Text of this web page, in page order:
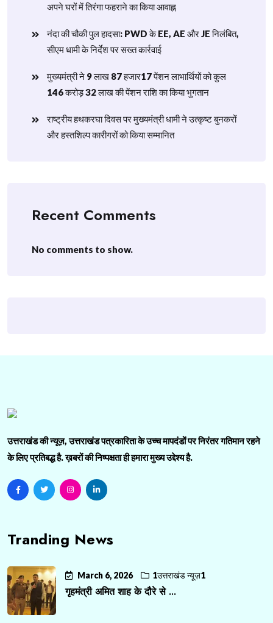
अपने घरों में तिरंगा फहराने का किया आवाह्न
नंदा की चौकी पुल हादसा: PWD के EE, AE और JE निलंबित,
सीएम धामी के निर्देश पर सख्त कार्रवाई
मुख्यमंत्री ने 9 लाख 87 हजार17 पेंशन लाभार्थियों को कुल
146 करोड़ 32 लाख की पेंशन राशि का किया भुगतान
राष्ट्रीय हथकरघा दिवस पर मुख्यमंत्री धामी ने उत्कृष्ट बुनकरों
और हस्तशिल्प कारीगरों को किया सम्मानित
Recent Comments
No comments to show.
उत्तराखंड की न्यूज़, उत्तराखंड पत्रकारिता के उच्च मापदंडों पर निरंतर गतिमान रहने
के लिए प्रतिबद्ध है. ख़बरों की निष्पक्षता ही हमारा मुख्य उद्देश्य है.
Tranding News
March 6, 2026 1उत्तराखंड न्यूज़1
गृहमंत्री अमित शाह के दौरे से ...